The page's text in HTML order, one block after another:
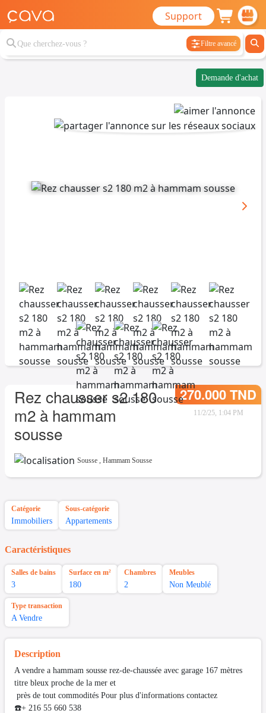
Support
Filtre avancé
Demande d'achat
Rez chausser s2 180
m2 à hammam
sousse
270.000 TND
11/2/25, 1:04 PM
Sousse , Hammam Sousse
Catégorie
Immobiliers
Sous-catégorie
Appartements
Caractéristiques
Salles de bains
3
Surface en m²
180
Chambres
2
Meubles
Non Meublé
Type transaction
A Vendre
Description
A vendre a hammam sousse rez-de-chaussée avec garage 167 mètres
titre bleux proche de la mer et
près de tout commodités Pour plus d'informations contactez
☎️+ 216 55 660 538